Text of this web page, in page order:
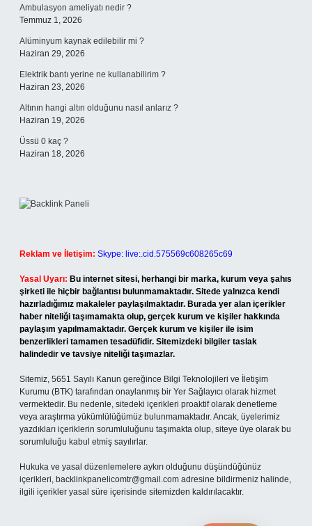
Ambulasyon ameliyatı nedir ?
Temmuz 1, 2026
Alüminyum kaynak edilebilir mi ?
Haziran 29, 2026
Elektrik bantı yerine ne kullanabilirim ?
Haziran 23, 2026
Altının hangi altın olduğunu nasıl anlarız ?
Haziran 19, 2026
Üssü 0 kaç ?
Haziran 18, 2026
Reklam ve İletişim: Skype: live:.cid.575569c608265c69
Yasal Uyarı: Bu internet sitesi, herhangi bir marka, kurum veya şahıs
şirketi ile hiçbir bağlantısı bulunmamaktadır. Sitede yalnızca kendi
hazırladığımız makaleler paylaşılmaktadır. Burada yer alan içerikler
haber niteliği taşımamakta olup, gerçek kurum ve kişiler hakkında
paylaşım yapılmamaktadır. Gerçek kurum ve kişiler ile isim
benzerlikleri tamamen tesadüfidir. Sitemizdeki bilgiler taslak
halindedir ve tavsiye niteliği taşımazlar.
Sitemiz, 5651 Sayılı Kanun gereğince Bilgi Teknolojileri ve İletişim
Kurumu (BTK) tarafından onaylanmış bir Yer Sağlayıcı olarak hizmet
vermektedir. Bu nedenle, sitedeki içerikleri proaktif olarak denetleme
veya araştırma yükümlülüğümüz bulunmamaktadır. Ancak, üyelerimiz
yazdıkları içeriklerin sorumluluğunu taşımakta olup, siteye üye olarak bu
sorumluluğu kabul etmiş sayılırlar.
Hukuka ve yasal düzenlemelere aykırı olduğunu düşündüğünüz
içerikleri, backlinkpanelicomtr@gmail.com adresine bildirmeniz halinde,
ilgili içerikler yasal süre içerisinde sitemizden kaldırılacaktır.